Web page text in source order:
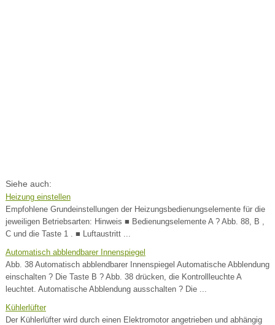
Siehe auch:
Heizung einstellen
Empfohlene Grundeinstellungen der Heizungsbedienungselemente für die
jeweiligen Betriebsarten: Hinweis ■ Bedienungselemente A ? Abb. 88, B ,
C und die Taste 1 . ■ Luftaustritt ...
Automatisch abblendbarer Innenspiegel
Abb. 38 Automatisch abblendbarer Innenspiegel Automatische Abblendung
einschalten ? Die Taste B ? Abb. 38 drücken, die Kontrollleuchte A
leuchtet. Automatische Abblendung ausschalten ? Die ...
Kühlerlüfter
Der Kühlerlüfter wird durch einen Elektromotor angetrieben und abhängig